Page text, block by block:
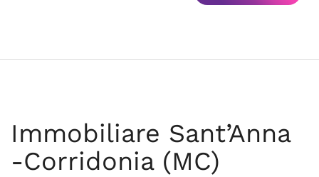
Immobiliare Sant’Anna
-Corridonia (MC)